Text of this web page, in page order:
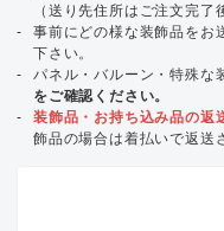
（送り先住所はご注文完了
事前にどの様な装飾品をお
下さい。
パネル・バルーン・特殊な
をご確認ください。
装飾品・お持ち込み品の返
飾品の場合は着払いで返送